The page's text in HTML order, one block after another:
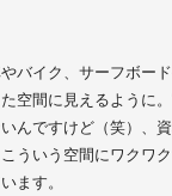
バイク、サーフボー
空間に見えるように
んですけど（笑）、
ういう空間にワクワ
ます。